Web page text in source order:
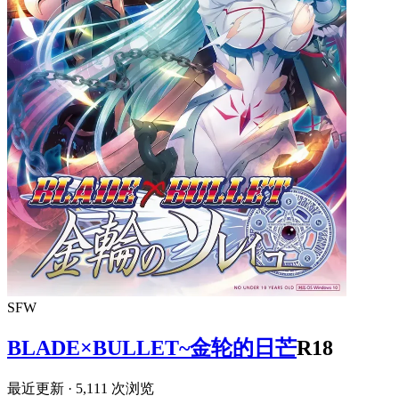
SFW
BLADE×BULLET~金轮的日芒R18
最近更新 · 5,111 次浏览